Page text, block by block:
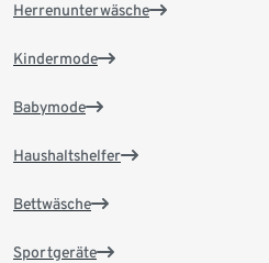
Herrenunterwäsche
Kindermode
Babymode
Haushaltshelfer
Bettwäsche
Sportgeräte